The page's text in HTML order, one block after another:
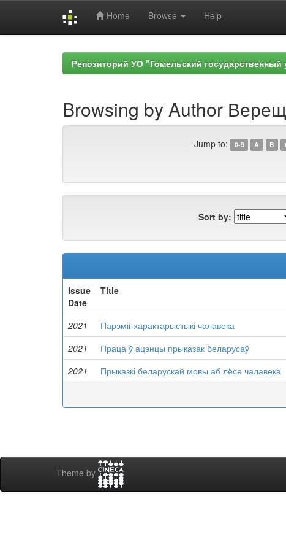
Home Browse Help
Репозиторий УО "Гомельский
Browsing by Author
Jump to: 0-9 A B
Sort by:
Issue
Date
Title
2021 Парэміі-характарыстыкі чалавека
2021
Праца ў ацэнцы прыказак беларусаў
2021
Прыказкі беларускай мовы аб лёсе чалавека
Theme by